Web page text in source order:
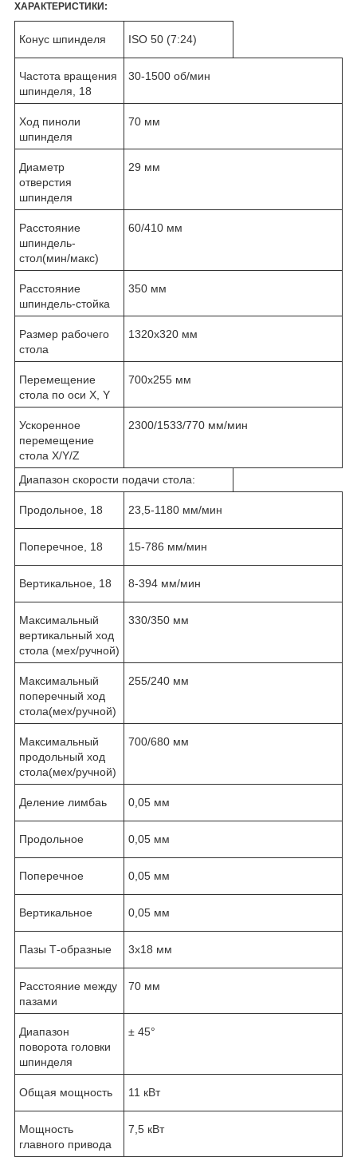
ХАРАКТЕРИСТИКИ:
Конус шпинделя ISO 50 (7:24)
Частота вращения
шпинделя, 18
30-1500 об/мин
Ход пиноли
шпинделя
70 мм
Диаметр
отверстия
шпинделя
29 мм
Расстояние
шпиндель-
стол(мин/макс)
60/410 мм
Расстояние
шпиндель-стойка
350 мм
Размер рабочего
стола
1320х320 мм
Перемещение
стола по оси X, Y
700х255 мм
Ускоренное
перемещение
стола X/Y/Z
2300/1533/770 мм/мин
Диапазон скорости подачи стола:
Продольное, 18 23,5-1180 мм/мин
Поперечное, 18 15-786 мм/мин
Вертикальное, 18 8-394 мм/мин
Максимальный
вертикальный ход
стола (мех/ручной)
330/350 мм
Максимальный
поперечный ход
стола(мех/ручной)
255/240 мм
Максимальный
продольный ход
стола(мех/ручной)
700/680 мм
Деление лимбаь 0,05 мм
Продольное 0,05 мм
Поперечное 0,05 мм
Вертикальное 0,05 мм
Пазы Т-образные 3х18 мм
Расстояние между
пазами
70 мм
Диапазон
поворота головки
шпинделя
± 45°
Общая мощность 11 кВт
Мощность
главного привода
7,5 кВт